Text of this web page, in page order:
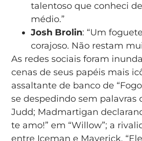
talentoso que conheci
médio.”
Josh Brolin: “Um
corajoso. Não restam
As redes sociais foram
cenas de seus papéis mais
assaltante de banco de
se despedindo sem palavras
Judd; Madmartigan
te amo!” em “Willow”; a
entre Iceman e Maverick.